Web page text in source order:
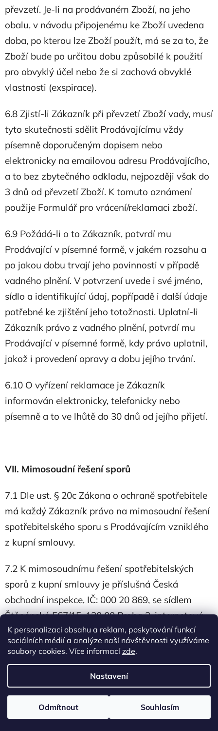
K personalizaci obsahu a reklam, poskytování funkcí
sociálních médií a analýze naší návštěvnosti využíváme
soubory cookies. Více informacízde.
Nastavení
Odmítnout Souhlasím
převzetí. Je-li na prodávaném Zboží, na jeho
obalu, v návodu připojenému ke Zboží uvedena
doba, po kterou lze Zboží použít, má se za to, že
Zboží bude po určitou dobu způsobilé k použití
pro obvyklý účel nebo že si zachová obvyklé
vlastnosti (exspirace).
6.8 Zjistí-li Zákazník při převzetí Zboží vady, musí
tyto skutečnosti sdělit Prodávajícímu vždy
písemně doporučeným dopisem nebo
elektronicky na emailovou adresu Prodávajícího,
a to bez zbytečného odkladu, nejpozději však do
3 dnů od převzetí Zboží. K tomuto oznámení
použije Formulář pro vrácení/reklamaci zboží.
6.9 Požádá-li o to Zákazník, potvrdí mu
Prodávající v písemné formě, v jakém rozsahu a
po jakou dobu trvají jeho povinnosti v případě
vadného plnění. V potvrzení uvede i své jméno,
sídlo a identifikující údaj, popřípadě i další údaje
potřebné ke zjištění jeho totožnosti. Uplatní-li
Zákazník právo z vadného plnění, potvrdí mu
Prodávající v písemné formě, kdy právo uplatnil,
jakož i provedení opravy a dobu jejího trvání.
6.10 O vyřízení reklamace je Zákazník
informován elektronicky, telefonicky nebo
písemně a to ve lhůtě do 30 dnů od jejího přijetí.
VII. Mimosoudní řešení sporů
7.1 Dle ust. § 20c Zákona o ochraně spotřebitele
má každý Zákazník právo na mimosoudní řešení
spotřebitelského sporu s Prodávajícím vzniklého
z kupní smlouvy.
7.2 K mimosoudnímu řešení spotřebitelských
sporů z kupní smlouvy je příslušná Česká
obchodní inspekce, IČ: 000 20 869, se sídlem
Štěpánská 567/15, 120 00 Praha 2, internetová
adresa: http://www.coi.cz. Platformu pro řešení
sporů on-line nacházející se na internetové
adrese http://ec.europa.eu/consumers/odr je
možné využít při řešení sporů mezi Prodávajícím
a Zákazníkem z kupní smlouvy.
7.3 Mimosoudní řešení sporu se zahajuje na